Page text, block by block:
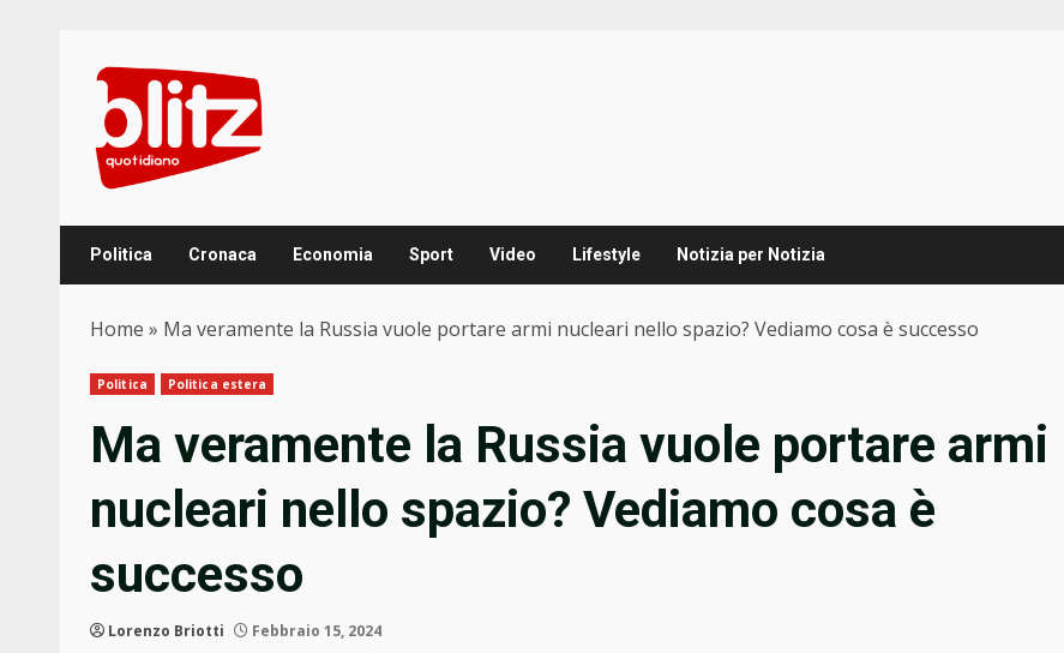
content
Politica Cronaca Economia Sport Video Lifestyle Notizia per Notizia
Home » Ma veramente la Russia vuole portare armi nucleari nello spazio? Vediamo cosa è successo
Politica Politica estera
Ma veramente la Russia vuole portare armi
nucleari nello spazio? Vediamo cosa è
successo
Lorenzo Briotti Febbraio 15, 2024